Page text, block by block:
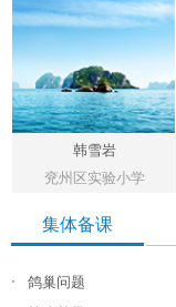
韩雪岩
兖州区实验小学
集体备课
· 鸽巢问题